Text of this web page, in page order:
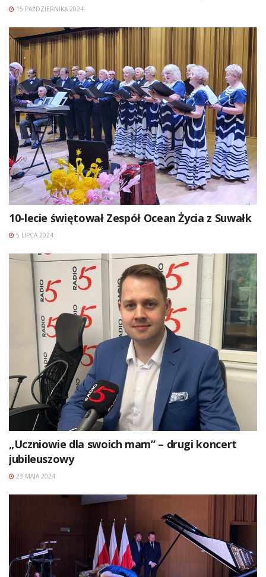
15 PAŹDZIERNIKA 2024
10-lecie świętował Zespół Ocean Życia z Suwałk
5 LIPCA 2024
„Uczniowie dla swoich mam” – drugi koncert
jubileuszowy
23 MAJA 2024